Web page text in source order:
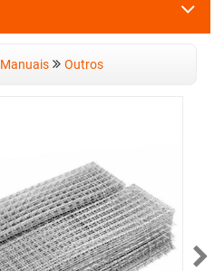
Manuais Outros